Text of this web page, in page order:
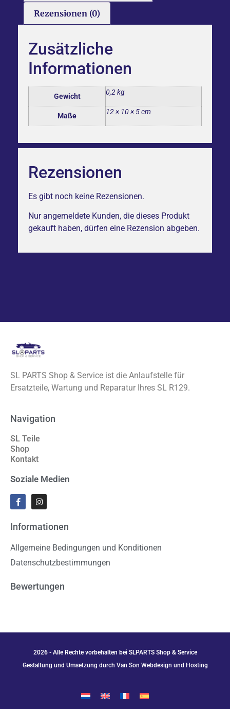
Rezensionen (0)
Zusätzliche
Informationen
Gewicht 0,2 kg
Maße 12 × 10 × 5 cm
Rezensionen
Es gibt noch keine Rezensionen.
Nur angemeldete Kunden, die dieses Produkt
gekauft haben, dürfen eine Rezension abgeben.
SL PARTS Shop & Service ist die Anlaufstelle für
Ersatzteile, Wartung und Reparatur Ihres SL R129.
Navigation
SL Teile
Shop
Kontakt
Soziale Medien
Informationen
Allgemeine Bedingungen und Konditionen
Datenschutzbestimmungen
Bewertungen
2026 - Alle Rechte vorbehalten bei SLPARTS Shop & Service
Gestaltung und Umsetzung durch Van Son Webdesign und Hosting